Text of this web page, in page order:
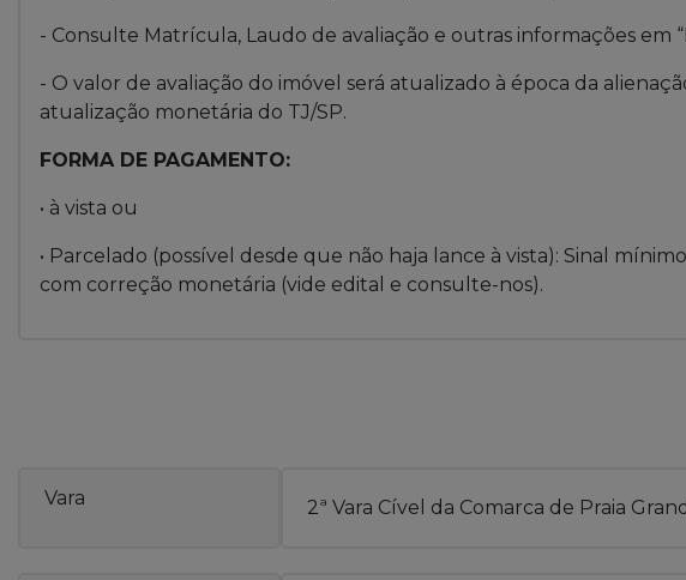
- Consulte Matrícula, Laudo de avaliação e outras informações em
- O valor de avaliação do imóvel será atualizado à época da
atualização monetária do TJ/SP.
FORMA DE PAGAMENTO:
• à vista ou
• Parcelado (possível desde que não haja lance à vista): Sinal
com correção monetária (vide edital e consulte-nos).
Vara 2ª Vara Cível da Comarca de Praia